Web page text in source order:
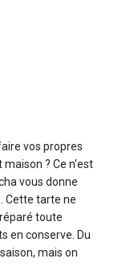
vos propres
? Ce n'est
vous donne
Cette tarte ne
toute
en conserve. Du
mais on